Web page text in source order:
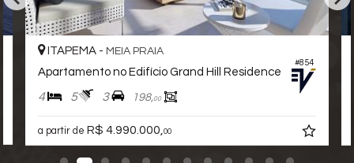
Elevador
Depósito
Solarium
Pìscina Térmica
Sala de Reunião
Entrada para Banhistas
Hall Decorado e Mobiliado
Infra para Veículos Elétricos
#854
ITAPEMA - MEIA PRAIA
Apartamento no Edifício Grand Hill Residence
4 5 3 198,00
a partir de R$ 4.990.000,00